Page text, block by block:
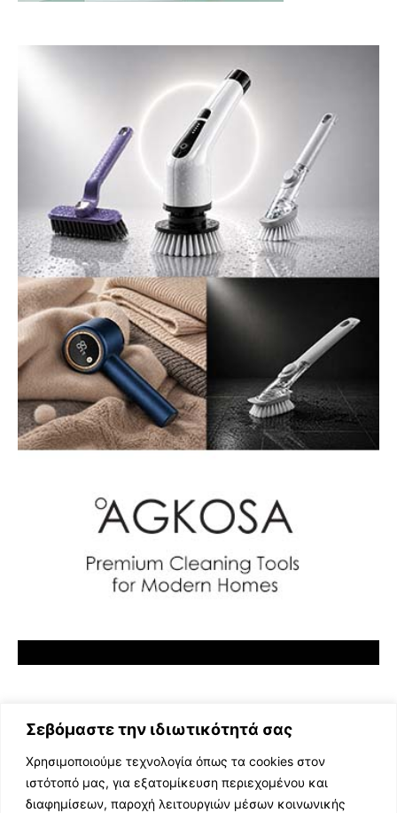
Σεβόμαστε την ιδιωτικότητά σας
Χρησιμοποιούμε τεχνολογία όπως τα cookies στον
ιστότοπό μας, για εξατομίκευση περιεχομένου και
διαφημίσεων, παροχή λειτουργιών μέσων κοινωνικής